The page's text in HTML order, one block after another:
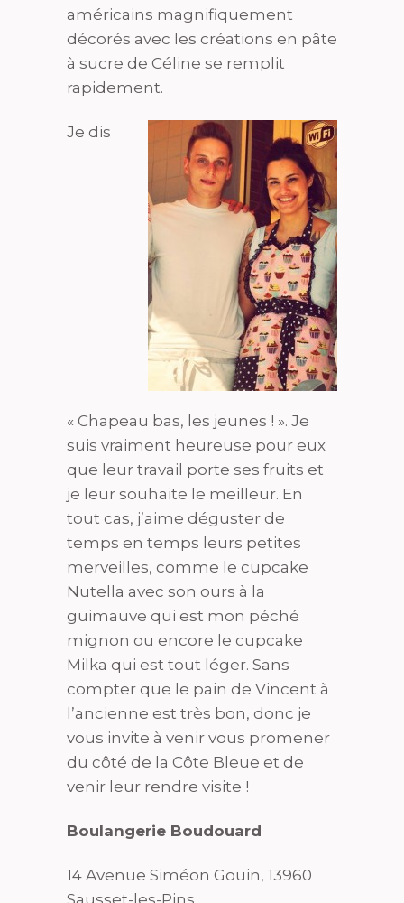
américains magnifiquement
décorés avec les créations en pâte
à sucre de Céline se remplit
rapidement.
Je dis
« Chapeau bas, les jeunes ! ». Je
suis vraiment heureuse pour eux
que leur travail porte ses fruits et
je leur souhaite le meilleur. En
tout cas, j’aime déguster de
temps en temps leurs petites
merveilles, comme le cupcake
Nutella avec son ours à la
guimauve qui est mon péché
mignon ou encore le cupcake
Milka qui est tout léger. Sans
compter que le pain de Vincent à
l’ancienne est très bon, donc je
vous invite à venir vous promener
du côté de la Côte Bleue et de
venir leur rendre visite !
Boulangerie Boudouard
14 Avenue Siméon Gouin, 13960
Sausset-les-Pins